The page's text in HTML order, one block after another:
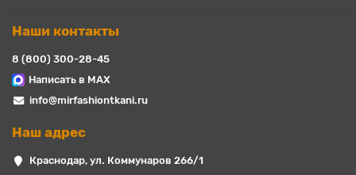
Наши контакты
8 (800) 300-28-45
Написать в MAX
info@mirfashiontkani.ru
Наш адрес
Краснодар, ул. Коммунаров 266/1